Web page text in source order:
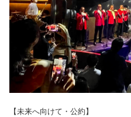
【未来へ向けて・公約】